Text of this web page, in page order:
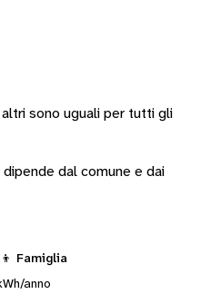
altri sono uguali per tutti gli
dal comune e dai
Famiglia
anno